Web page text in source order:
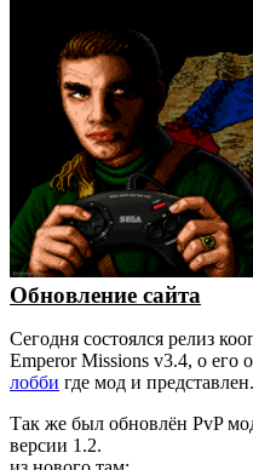
Обновление сайта
Сегодня состоялся релиз
Emperor Missions v3.4, о его
лобби где мод и представлен.
Так же был обновлён PvP
версии 1.2.